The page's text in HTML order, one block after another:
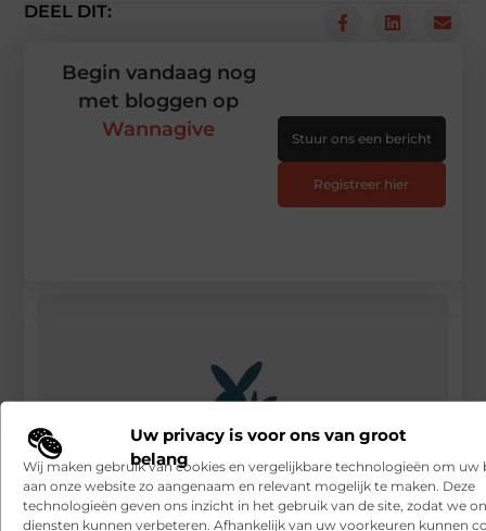
Uw privacy is voor ons van groot
belang
Wij maken gebruik van cookies en vergelijkbare technologieën om uw
aan onze website zo aangenaam en relevant mogelijk te maken. Deze
technologieën geven ons inzicht in het gebruik van de site, zodat we
diensten kunnen verbeteren. Afhankelijk van uw voorkeuren kunnen
DEEL DIT:
Begin vandaag nog
met bloggen op
Wannagive
Stuur ons een bericht
Registreer hier